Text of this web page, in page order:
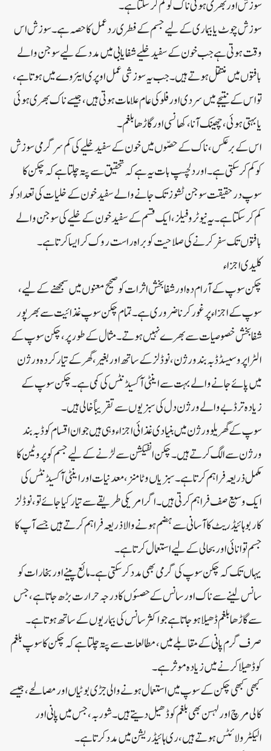
سوزش اور بھری ہوئی ناک کو کم کر سکتا ہے۔
سوزش چوٹ یا بیماری کے لیے جسم کے فطری ردعمل کا حصہ ہے ۔ سوزش اس
وقت ہوتی ہے جب خون کے سفید خلیے شفا یابی میں مدد کے لیے سوجن والے
بافتوں میں منتقل ہوتے ہیں۔ جب یہ سوزشی عمل اوپری ایئر وے میں ہوتا ہے،
تو اس کے نتیجے میں سردی اور فلو کی عام علامات ہوتی ہیں ، جیسے ناک بھری ہوئی
یا بہتی ہوئی، چھینک آنا، کھانسی اور گاڑھا بلغم۔
اس کے برعکس، ناک کے حصّوں میں خون کے سفید خلیے کی کم سرگرمی سوزش
کو کم کر سکتی ہے۔ اور دلچسپ بات یہ ہے کہ تحقیق سے پتہ چلتا ہے کہ چکن کا
سوپ درحقیقت سوجن ٹشوز تک جانے والے سفید خون کے خلیات کی تعداد کو
کم کر سکتا ہے ۔ یہ نیوٹروفیلز ، ایک قسم کے سفید خون کے خلیے کی سوجن والے
بافتوں تک سفر کرنے کی صلاحیت کو براہ راست روک کر ایسا کرتا ہے۔
کلیدی اجزاء
چکن سوپ کے آرام دہ اور شفا بخش اثرات کو صحیح معنوں میں سمجھنے کے لیے،
سوپ کے اجزاء پر غور کرنا ضروری ہے۔ تمام چکن سوپ غذائیت سے بھرپور
شفا بخش خصوصیات سے بھرے نہیں ہوتے۔ مثال کے طور پر، چکن سوپ کے
الٹرا پروسیسڈ ڈبہ بند ورژن، نوڈلز کے ساتھ اور بغیر، گھر کے تیار کردہ ورژن
میں پائے جانے والے بہت سے اینٹی آکسیڈنٹس کی کمی ہے۔ چکن سوپ کے
زیادہ تر ڈبے والے ورژن دل کی سبزیوں سے تقریباً خالی ہیں۔
سوپ کے گھریلو ورژن میں بنیادی غذائی اجزاء وہی ہیں جو ان اقسام کو ڈبہ بند
ورژن سے الگ کرتے ہیں ۔ چکن انفیکشن سے لڑنے کے لیے جسم کو پروٹین کا
مکمل ذریعہ فراہم کرتا ہے۔ سبزیاں وٹامنز، معدنیات اور اینٹی آکسیڈنٹس کی
ایک وسیع صف فراہم کرتی ہیں۔ اگر امریکی طریقے سے تیار کیا جائے تو، نوڈلز
کاربوہائیڈریٹ کا آسانی سے ہضم ہونے والا ذریعہ فراہم کرتے ہیں جسے آپ کا
جسم توانائی اور بحالی کے لیے استعمال کرتا ہے۔
یہاں تک کہ چکن سوپ کی گرمی بھی مدد کر سکتی ہے۔ مائع پینے اور بخارات کو
سانس لینے سے ناک اور سانس کے حصئوں کا درجہ حرارت بڑھ جاتا ہے، جس
سے گاڑھا بلغم ڈھیلا ہو جاتا ہے جو اکثر سانس کی بیماریوں کے ساتھ ہوتا ہے۔
صرف گرم پانی کے مقابلے میں، مطالعات سے پتہ چلتا ہے کہ چکن کا سوپ بلغم
کو ڈھیلا کرنے میں زیادہ موثر ہے ۔
کبھی کبھی چکن کے سوپ میں استعمال ہونے والی جڑی بوٹیاں اور مصالحے، جیسے
کالی مرچ اور لہسن بھی بلغم کو ڈھیل دیتے ہیں ۔ شوربہ، جس میں پانی اور
الیکٹرولائٹس ہوتے ہیں، ری ہائیڈریشن میں مدد کرتا ہے۔